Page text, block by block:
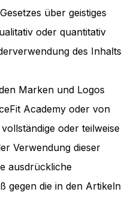
über geistiges
oder quantitativ
des Inhalts
Marken und Logos
Academy oder von
oder teilweise
Verwendung dieser
ausdrückliche
gegen die in den Artikeln